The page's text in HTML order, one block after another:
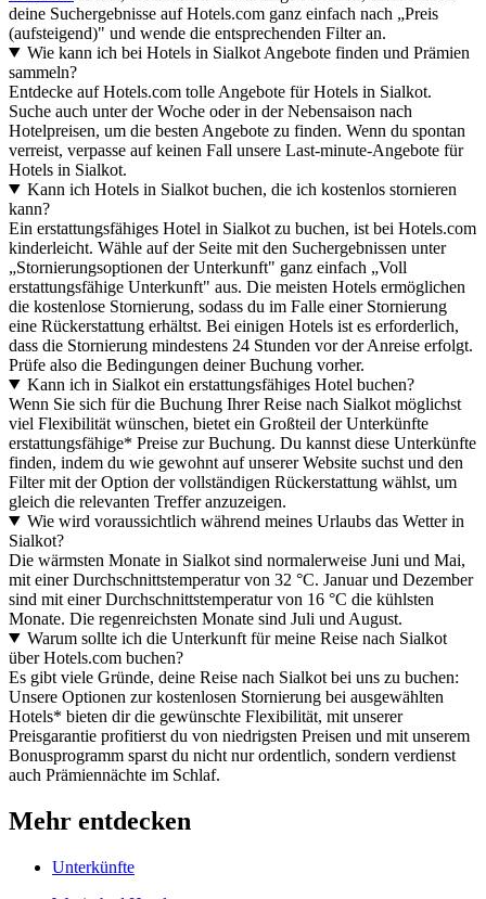
deine Suchergebnisse auf Hotels.com ganz einfach nach „Preis
(aufsteigend)" und wende die entsprechenden Filter an.
Wie kann ich bei Hotels in Sialkot Angebote finden und Prämien
sammeln?
Entdecke auf Hotels.com tolle Angebote für Hotels in Sialkot.
Suche auch unter der Woche oder in der Nebensaison nach
Hotelpreisen, um die besten Angebote zu finden. Wenn du spontan
verreist, verpasse auf keinen Fall unsere Last-minute-Angebote für
Hotels in Sialkot.
Kann ich Hotels in Sialkot buchen, die ich kostenlos stornieren
kann?
Ein erstattungsfähiges Hotel in Sialkot zu buchen, ist bei Hotels.com
kinderleicht. Wähle auf der Seite mit den Suchergebnissen unter
„Stornierungsoptionen der Unterkunft" ganz einfach „Voll
erstattungsfähige Unterkunft" aus. Die meisten Hotels ermöglichen
die kostenlose Stornierung, sodass du im Falle einer Stornierung
eine Rückerstattung erhältst. Bei einigen Hotels ist es erforderlich,
dass die Stornierung mindestens 24 Stunden vor der Anreise erfolgt.
Prüfe also die Bedingungen deiner Buchung vorher.
Kann ich in Sialkot ein erstattungsfähiges Hotel buchen?
Wenn Sie sich für die Buchung Ihrer Reise nach Sialkot möglichst
viel Flexibilität wünschen, bietet ein Großteil der Unterkünfte
erstattungsfähige* Preise zur Buchung. Du kannst diese Unterkünfte
finden, indem du wie gewohnt auf unserer Website suchst und den
Filter mit der Option der vollständigen Rückerstattung wählst, um
gleich die relevanten Treffer anzuzeigen.
Wie wird voraussichtlich während meines Urlaubs das Wetter in
Sialkot?
Die wärmsten Monate in Sialkot sind normalerweise Juni und Mai,
mit einer Durchschnittstemperatur von 32 °C. Januar und Dezember
sind mit einer Durchschnittstemperatur von 16 °C die kühlsten
Monate. Die regenreichsten Monate sind Juli und August.
Warum sollte ich die Unterkunft für meine Reise nach Sialkot
über Hotels.com buchen?
Es gibt viele Gründe, deine Reise nach Sialkot bei uns zu buchen:
Unsere Optionen zur kostenlosen Stornierung bei ausgewählten
Hotels* bieten dir die gewünschte Flexibilität, mit unserer
Preisgarantie profitierst du von niedrigsten Preisen und mit unserem
Bonusprogramm sparst du nicht nur ordentlich, sondern verdienst
auch Prämiennächte im Schlaf.
Mehr entdecken
Unterkünfte